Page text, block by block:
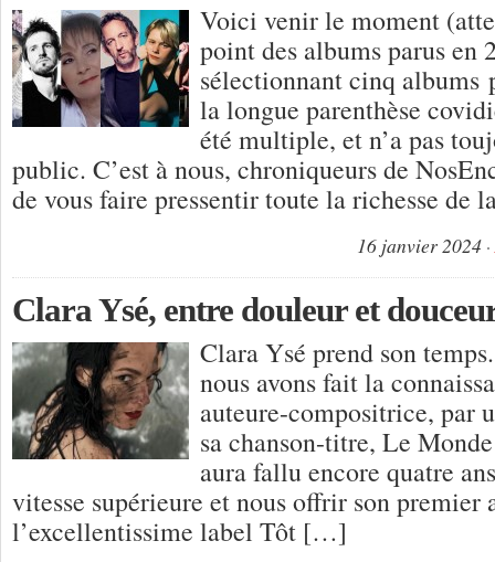
Voici venir le moment
point des albums parus en
sélectionnant cinq albums
la longue parenthèse
été multiple, et n’a pas
public. C’est à nous, chroniqueurs de
de vous faire pressentir toute la richesse
16 janvier 2024
Clara Ysé, entre douleur et
Clara Ysé prend son
nous avons fait la
auteure-compositrice, par
sa chanson-titre, Le
aura fallu encore quatre
vitesse supérieure et nous offrir son premier
l’excellentissime label Tôt […]